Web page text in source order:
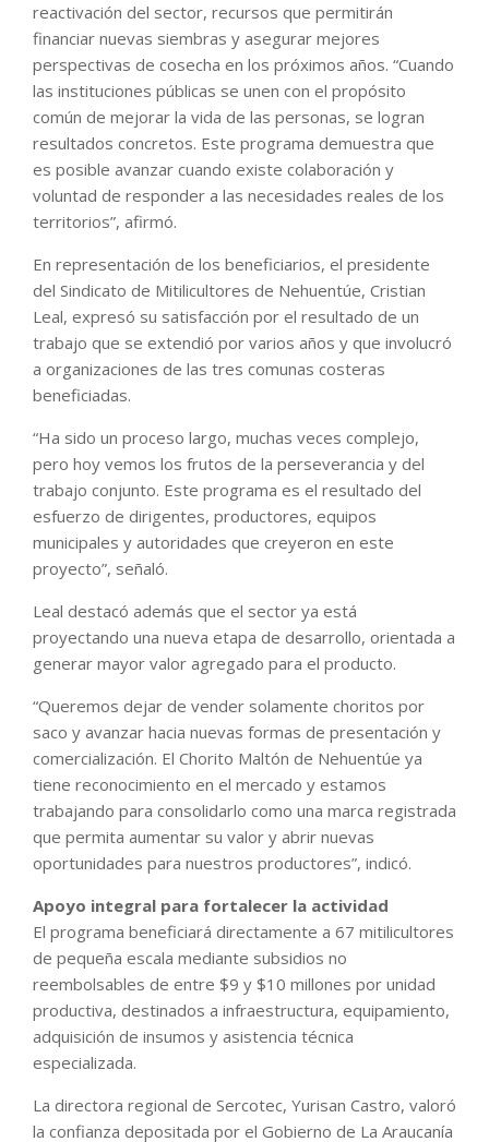
reactivación del sector, recursos que permitirán
financiar nuevas siembras y asegurar mejores
perspectivas de cosecha en los próximos años. “Cuando
las instituciones públicas se unen con el propósito
común de mejorar la vida de las personas, se logran
resultados concretos. Este programa demuestra que
es posible avanzar cuando existe colaboración y
voluntad de responder a las necesidades reales de los
territorios”, afirmó.
En representación de los beneficiarios, el presidente
del Sindicato de Mitilicultores de Nehuentúe, Cristian
Leal, expresó su satisfacción por el resultado de un
trabajo que se extendió por varios años y que involucró
a organizaciones de las tres comunas costeras
beneficiadas.
“Ha sido un proceso largo, muchas veces complejo,
pero hoy vemos los frutos de la perseverancia y del
trabajo conjunto. Este programa es el resultado del
esfuerzo de dirigentes, productores, equipos
municipales y autoridades que creyeron en este
proyecto”, señaló.
Leal destacó además que el sector ya está
proyectando una nueva etapa de desarrollo, orientada a
generar mayor valor agregado para el producto.
“Queremos dejar de vender solamente choritos por
saco y avanzar hacia nuevas formas de presentación y
comercialización. El Chorito Maltón de Nehuentúe ya
tiene reconocimiento en el mercado y estamos
trabajando para consolidarlo como una marca registrada
que permita aumentar su valor y abrir nuevas
oportunidades para nuestros productores”, indicó.
Apoyo integral para fortalecer la actividad
El programa beneficiará directamente a 67 mitilicultores
de pequeña escala mediante subsidios no
reembolsables de entre $9 y $10 millones por unidad
productiva, destinados a infraestructura, equipamiento,
adquisición de insumos y asistencia técnica
especializada.
La directora regional de Sercotec, Yurisan Castro, valoró
la confianza depositada por el Gobierno de La Araucanía